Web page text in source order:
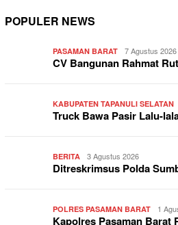
POPULER NEWS
PASAMAN BARAT 7 Agustus 2026
CV Bangunan Rahmat
KABUPATEN TAPANULI SELATAN
Truck Bawa Pasir Lalu-
BERITA 3 Agustus 2026
Ditreskrimsus Polda
POLRES PASAMAN BARAT 1
Kapolres Pasaman